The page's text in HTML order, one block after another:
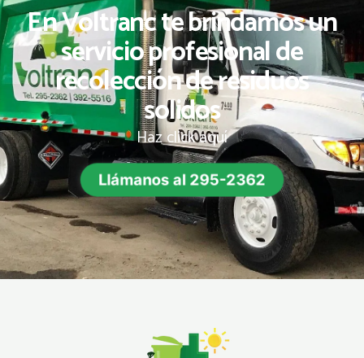
En Voltranc te brindamos un
servicio profesional de
recolección de residuos
solidos
Haz click aquí
Llámanos al 295-2362